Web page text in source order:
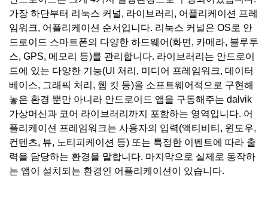
가장 하단부터 리눅스 커널, 라이브러리, 어플리케이션 프레
임워크, 어플리케이션 순서입니다. 리눅스 커널은 OS로 안
드로이드 스마트폰의 다양한 하드웨어(화면, 카메라, 블루투
스, GPS, 메모리 등)를 관리합니다. 라이브러리는 안드로이
드에 있는 다양한 기능(UI 처리, 미디어 프레임워크, 데이터
베이스, 그래픽 처리, 웹 킷 등)을 소프트웨어적으로 구현해
놓은 환경 뿐만 아니라 안드로이드 앱을 구동해주는 dalvik
가상머신과 코어 라이브러리까지 포함하는 영역입니다. 어
플리케이션 프레임워크는 사용자의 입력(액티비티, 윈도우,
컨텐츠, 뷰, 노티피케이션 등) 또는 특정한 이벤트에 따라 출
력을 담당하는 환경을 말합니다. 마지막으로 실제로 동작하
는 앱이 설치되는 환경인 어플리케이션이 있습니다.